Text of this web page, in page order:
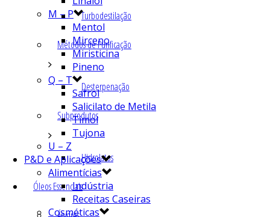
Turbodestilação
Métodos de Purificação
Desterpenação
Subprodutos
Hidrolatos
Óleos Essenciais
M – P
Mentol
Mirceno
Miristicina
Pineno
Q – T
Safrol
Salicilato de Metila
Timol
Tujona
U – Z
P&D e Aplicações
Alimentícias
Indústria
Receitas Caseiras
Cosméticas